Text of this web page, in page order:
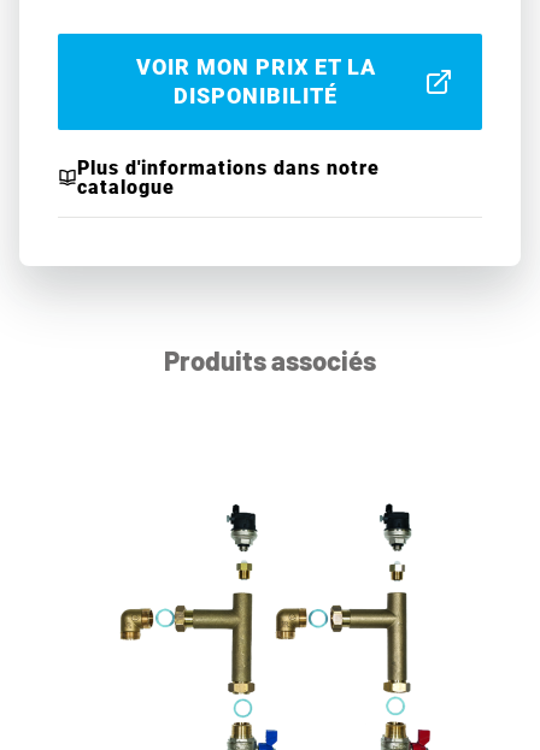
VOIR MON PRIX ET LA
DISPONIBILITÉ
Plus d'informations dans notre
catalogue
Produits associés